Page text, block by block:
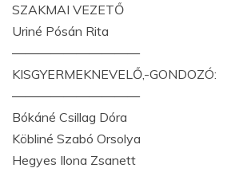
SZAKMAI VEZETŐ
Uriné Pósán Rita
——————————
KISGYERMEKNEVELŐ,-GONDOZÓ:
——————————
Bókáné Csillag Dóra
Köbliné Szabó Orsolya
Hegyes Ilona Zsanett